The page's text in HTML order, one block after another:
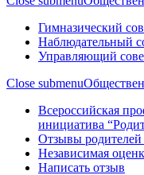
Гимназический
Наблюдательный
Управляющий
Close submenu
Всероссийская
инициатива
Отзывы родителей
Независимая
Написать отзыв